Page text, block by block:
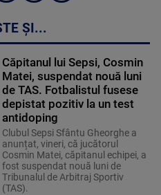
ȘI...
Căpitanul lui Sepsi, Cosmin
Matei, suspendat nouă luni
de TAS. Fotbalistul fusese
depistat pozitiv la un test
antidoping
Clubul Sepsi Sfântu Gheorghe a
anunțat, vineri, că jucătorul
Cosmin Matei, căpitanul echipei, a
fost suspendat nouă luni de
Tribunalul de Arbitraj Sportiv
(TAS).